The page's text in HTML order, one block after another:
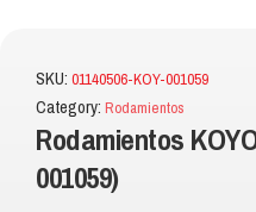
SKU: 01140506-KOY-001059
Category: Rodamientos
Rodamientos
001059)